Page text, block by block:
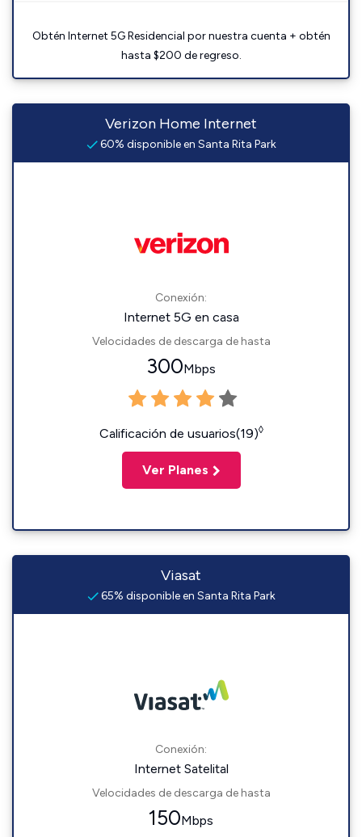
Obtén Internet 5G Residencial por nuestra cuenta + obtén
hasta $200 de regreso.
Verizon Home Internet
60% disponible en Santa Rita Park
Conexión:
Internet 5G en casa
Velocidades de descarga de hasta
300Mbps
Calificación de usuarios(19)◊
Ver Planes
Viasat
65% disponible en Santa Rita Park
Conexión:
Internet Satelital
Velocidades de descarga de hasta
150Mbps